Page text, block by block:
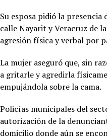
Su esposa pidió la
calle Nayarit y Veracruz de
agresión física y verbal por
La mujer aseguró que, sin
a gritarle y agredirla
empujándola sobre la cama.
Policías municipales del
autorización de la
domicilio donde aún se